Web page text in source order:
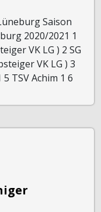
Saison
2020/2021 1
VK LG ) 2 SG
VK LG ) 3
TSV Achim 1 6